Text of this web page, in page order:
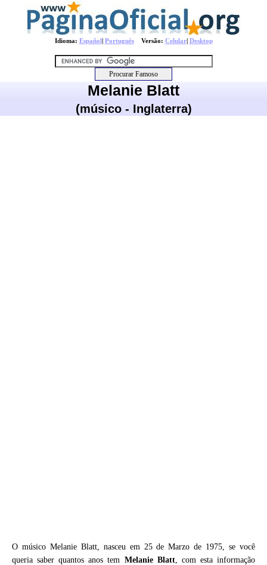
Idioma: Español| PortuguêsVersão: Celular| Desktop
Melanie Blatt
(músico - Inglaterra)
O músico Melanie Blatt, nasceu em 25 de Marzo de 1975, se você
queria saber quantos anos tem Melanie Blatt, com esta informação